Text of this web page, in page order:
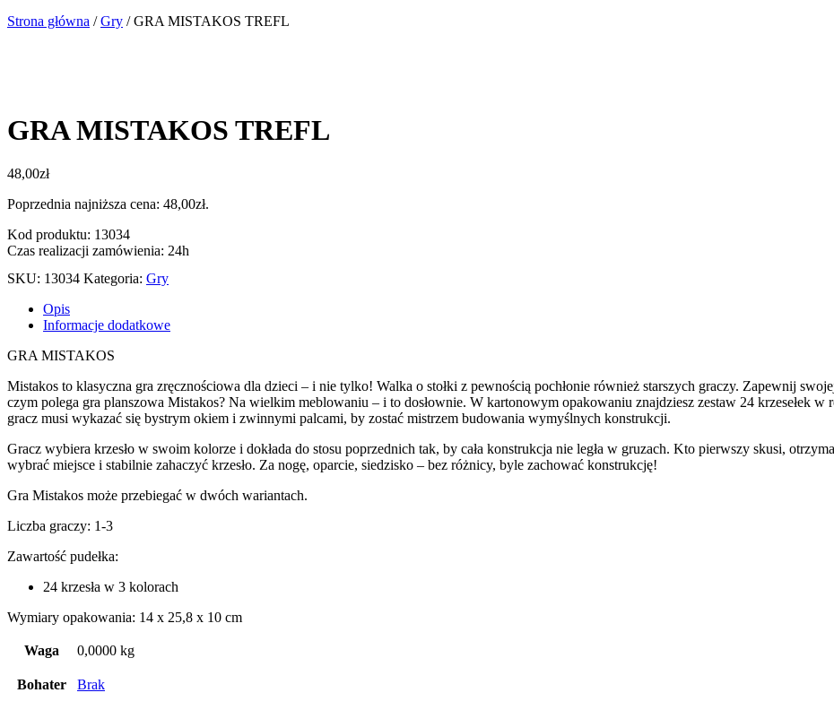
Strona główna /Gry / GRA MISTAKOS TREFL
GRA MISTAKOS TREFL
48,00zł
Poprzednia najniższa cena: 48,00zł.
Kod produktu: 13034
Czas realizacji zamówienia: 24h
SKU: 13034 Kategoria: Gry
Opis
Informacje dodatkowe
GRA MISTAKOS
Mistakos to klasyczna gra zręcznościowa dla dzieci – i nie tylko! Walka o stołki z pewnością pochłonie również starszych graczy. Zapewnij
czym polega gra planszowa Mistakos? Na wielkim meblowaniu – i to dosłownie. W kartonowym opakowaniu znajdziesz zestaw 24 krzesełek
gracz musi wykazać się bystrym okiem i zwinnymi palcami, by zostać mistrzem budowania wymyślnych konstrukcji.
Gracz wybiera krzesło w swoim kolorze i dokłada do stosu poprzednich tak, by cała konstrukcja nie legła w gruzach. Kto pierwszy skusi,
wybrać miejsce i stabilnie zahaczyć krzesło. Za nogę, oparcie, siedzisko – bez różnicy, byle zachować konstrukcję!
Gra Mistakos może przebiegać w dwóch wariantach.
Liczba graczy: 1-3
Zawartość pudełka:
24 krzesła w 3 kolorach
Wymiary opakowania: 14 x 25,8 x 10 cm
Waga 0,0000 kg
Bohater Brak